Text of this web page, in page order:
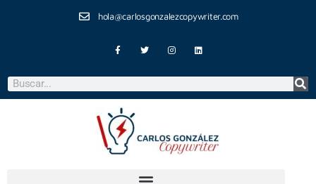
hola@carlosgonzalezcopywriter.com